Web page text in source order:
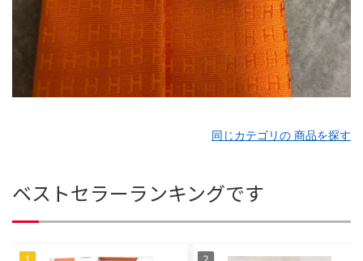
同じカテゴリの 商品を探す
ベストセラーランキングです